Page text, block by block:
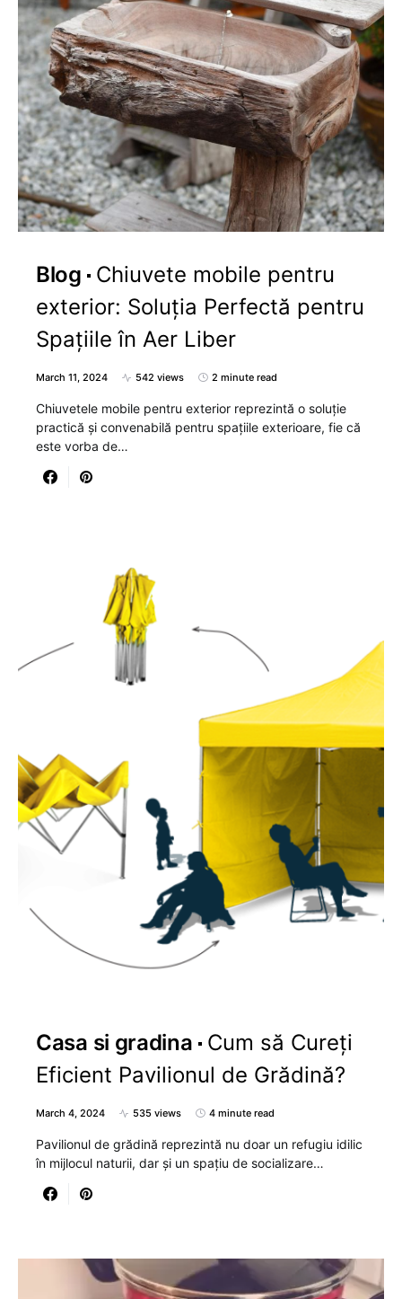
Blog
Chiuvete mobile pentru
exterior: Soluția Perfectă pentru
Spațiile în Aer Liber
March 11, 2024 542 views 2 minute read
Chiuvetele mobile pentru exterior reprezintă o soluție
practică și convenabilă pentru spațiile exterioare, fie că
este vorba de…
Casa si gradina
Cum să Cureți
Eficient Pavilionul de Grădină?
March 4, 2024 535 views 4 minute read
Pavilionul de grădină reprezintă nu doar un refugiu idilic
în mijlocul naturii, dar și un spațiu de socializare…